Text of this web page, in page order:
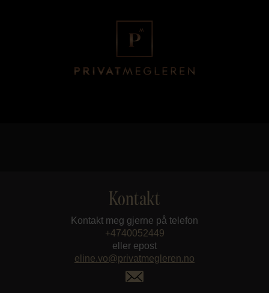
Kontakt
Kontakt meg gjerne på telefon
+4740052449
eller epost
eline.vo@privatmegleren.no